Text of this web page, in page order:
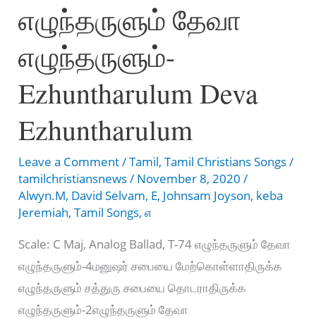
ONTRAI
SERNTHU
PAADUVOM
எழுந்தருளும் தேவா
எழுந்தருளும்-
Ezhuntharulum Deva
Ezhuntharulum
Leave a Comment/Tamil,Tamil Christians Songs/
tamilchristiansnews/ November 8, 2020/
Alwyn.M, David Selvam, E, Johnsam Joyson, keba
Jeremiah,Tamil Songs,எ
Scale: C Maj, Analog Ballad, T-74 எழுந்தருளும் தேவா
எழுந்தருளும்-4மனுஷர் சபையை மேற்கொள்ளாதிருக்க
எழுந்தருளும் சத்துரு சபையை தொடராதிருக்க
எழுந்தருளும்-2எழுந்தருளும் தேவா